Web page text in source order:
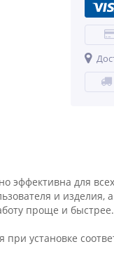
для всех
и изделия,
проще и быстрее.
при установке